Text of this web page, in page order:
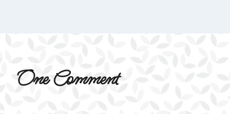
One Comment